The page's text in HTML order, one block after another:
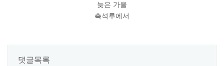
늦은 가을
촉석루에서
댓글목록